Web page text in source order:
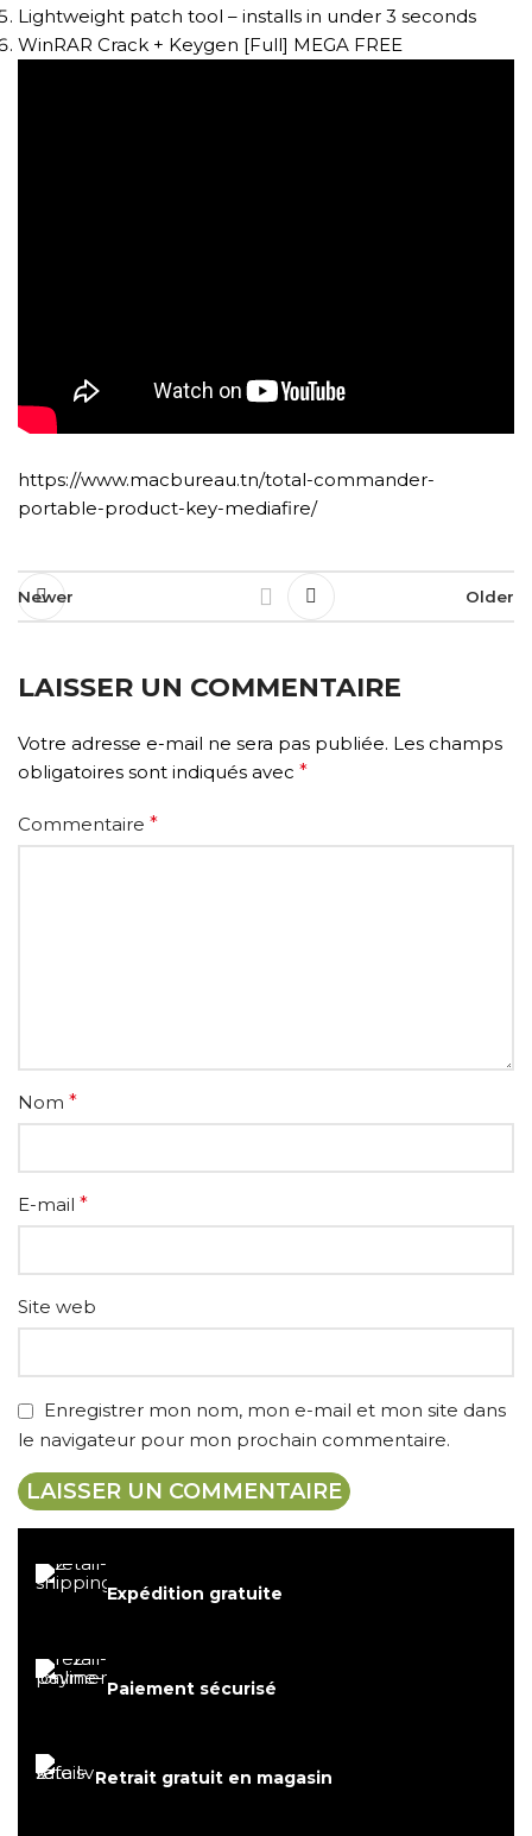
Lightweight patch tool – installs in under 3 seconds
WinRAR Crack + Keygen [Full] MEGA FREE
https://www.macbureau.tn/total-commander-
portable-product-key-mediafire/
Newer Older
LAISSER UN COMMENTAIRE
Votre adresse e-mail ne sera pas publiée. Les champs
obligatoires sont indiqués avec *
Commentaire *
Nom *
E-mail *
Site web
Enregistrer mon nom, mon e-mail et mon site dans
le navigateur pour mon prochain commentaire.
Expédition gratuite
Paiement sécurisé
Retrait gratuit en magasin